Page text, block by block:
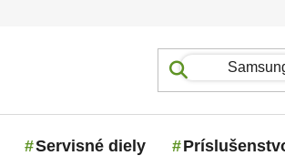
Servisné diely